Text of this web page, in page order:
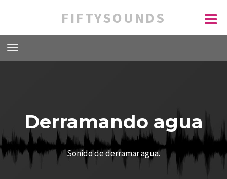
FIFTYSOUNDS
Derramando agua
Sonido de derramar agua.